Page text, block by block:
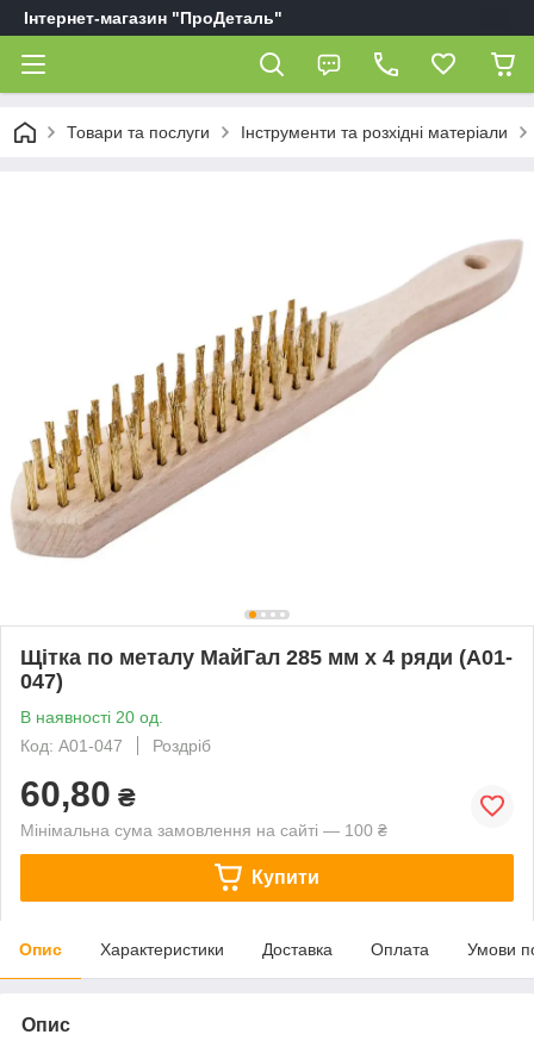
Інтернет-магазин "ПроДеталь"
Товари та послуги Інструменти та розхідні матеріали
Щітка по металу МайГал 285 мм x 4 ряди (А01-
047)
В наявності 20 од.
Код: А01-047
Роздріб
60,80 ₴
Мінімальна сума замовлення на сайті — 100 ₴
Купити
Опис Характеристики Доставка Оплата Умови
Опис